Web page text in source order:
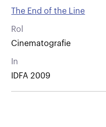
The End of the Line
Rol
Cinematografie
In
IDFA 2009